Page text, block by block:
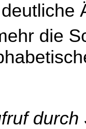
die